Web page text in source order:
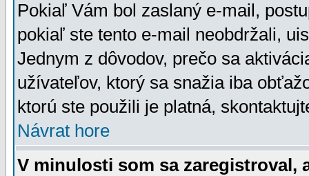
Pokiaľ Vám bol zaslaný e-mail,
pokiaľ ste tento e-mail neobdržali,
Jednym z dôvodov, prečo sa
užívateľov, ktorý sa snažia iba
ktorú ste použili je platná,
Návrat hore
V minulosti som sa zaregistroval,